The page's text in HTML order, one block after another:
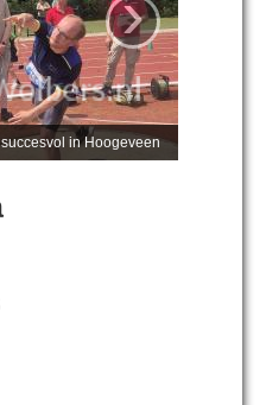
in Hoogeveen